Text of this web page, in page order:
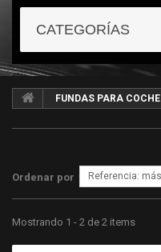
CATEGORÍAS
FUNDAS PARA COCHE
Ordenar por
Mostrando 1 - 2 de 2 items